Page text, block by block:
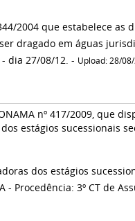
2004 que estabelece as
dragado em águas
- dia 27/08/12. - Upload: 28/
nº 417/2009, que
estágios sucessionais
dos estágios
- Procedência: 3º CT de